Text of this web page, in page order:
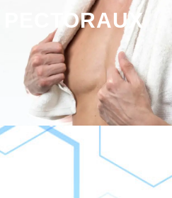
PECTORAUX